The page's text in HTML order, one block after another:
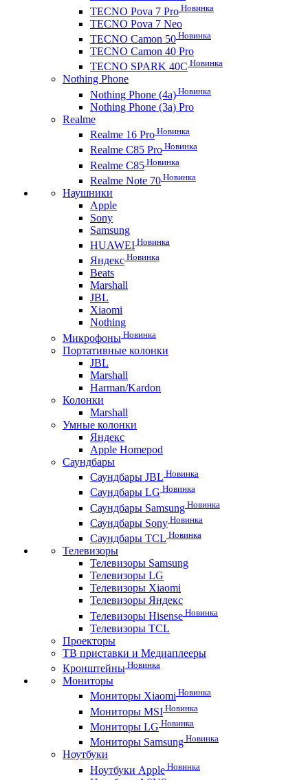
TECNO Pova 7 Pro Новинка
TECNO Pova 7 Neo
TECNO Camon 50 Новинка
TECNO Camon 40 Pro
TECNO SPARK 40C Новинка
Nothing Phone
Nothing Phone (4a) Новинка
Nothing Phone (3a) Pro
Realme
Realme 16 Pro Новинка
Realme C85 Pro Новинка
Realme C85 Новинка
Realme Note 70 Новинка
Наушники
Apple
Sony
Samsung
HUAWEI Новинка
Яндекс Новинка
Beats
Marshall
JBL
Xiaomi
Nothing
Микрофоны Новинка
Портативные колонки
JBL
Marshall
Harman/Kardon
Колонки
Marshall
Умные колонки
Яндекс
Apple Homepod
Саундбары
Саундбары JBL Новинка
Саундбары LG Новинка
Саундбары Samsung Новинка
Саундбары Sony Новинка
Саундбары TCL Новинка
Телевизоры
Телевизоры Samsung
Телевизоры LG
Телевизоры Xiaomi
Телевизоры Яндекс
Телевизоры Hisense Новинка
Телевизоры TCL
Проекторы
ТВ приставки и Медиаплееры
Кронштейны Новинка
Мониторы
Мониторы Xiaomi Новинка
Мониторы MSI Новинка
Мониторы LG Новинка
Мониторы Samsung Новинка
Ноутбуки
Ноутбуки Apple Новинка